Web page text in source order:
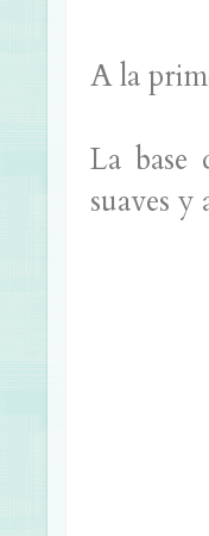
A la
La base
suaves y